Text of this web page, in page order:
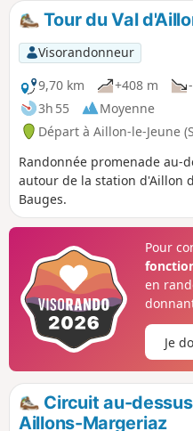
Tour du Val
Visorandonneur
9,70 km
+408 m
3h 55
Moyenne
Départ à Aillon-le-Jeune
Randonnée promenade au-
autour de la station d'Aillon
Bauges.
Pour
en
Je
Circuit au-
Aillons-Margeriaz